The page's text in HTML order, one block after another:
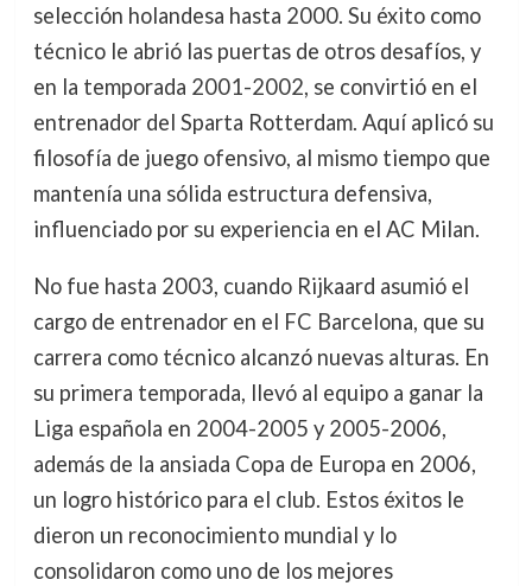
selección holandesa hasta 2000. Su éxito como
técnico le abrió las puertas de otros desafíos, y
en la temporada 2001-2002, se convirtió en el
entrenador del Sparta Rotterdam. Aquí aplicó su
filosofía de juego ofensivo, al mismo tiempo que
mantenía una sólida estructura defensiva,
influenciado por su experiencia en el AC Milan.
No fue hasta 2003, cuando Rijkaard asumió el
cargo de entrenador en el FC Barcelona, que su
carrera como técnico alcanzó nuevas alturas. En
su primera temporada, llevó al equipo a ganar la
Liga española en 2004-2005 y 2005-2006,
además de la ansiada Copa de Europa en 2006,
un logro histórico para el club. Estos éxitos le
dieron un reconocimiento mundial y lo
consolidaron como uno de los mejores